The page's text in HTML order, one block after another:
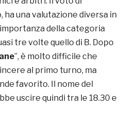
ha una valutazione diversa in
della categoria
tre volte quello di B. Dopo
”, è molto difficile che
al primo turno, ma
favorito. Il nome del
uscire quindi tra le 18.30 e